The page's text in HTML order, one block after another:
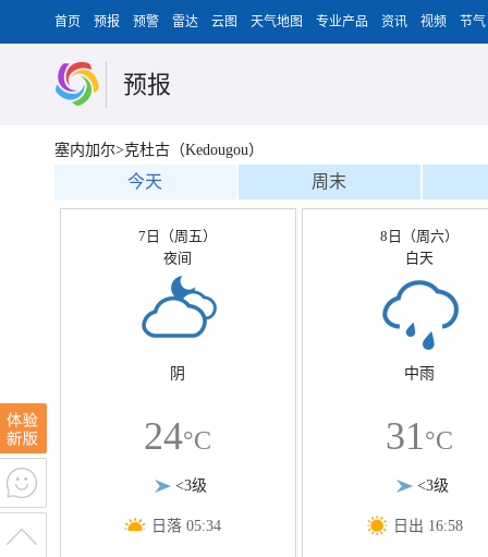
首页 预报 预警 雷达 云图 天气地图 专业产品 资讯 视频 节气
预报
塞内加尔>克杜古（Kedougou）
今天 周末
7日（周五）
夜间
阴
24°C
<3级
日落 05:34
8日（周六）
白天
中雨
31°C
<3级
日出 16:58